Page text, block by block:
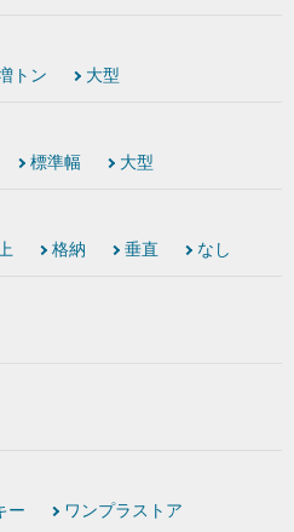
トン 大型
標準幅 大型
格納 垂直 なし
ー
ワンプラストア